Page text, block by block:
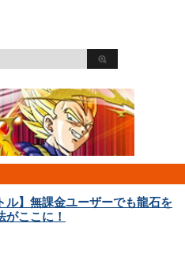
ル】無課金ユーザーでも龍石を
がここに！